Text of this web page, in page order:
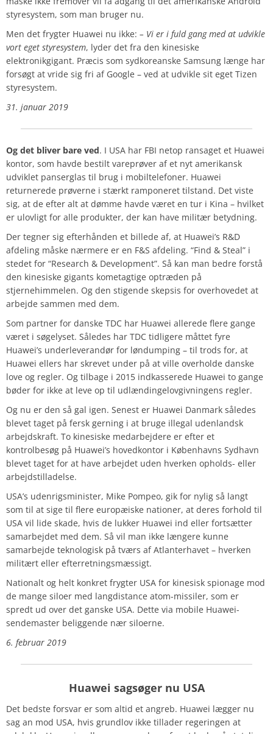
styresystem, som man bruger nu.
Men det frygter Huawei nu ikke: – Vi er i fuld gang med at udvikle
vort eget styresystem, lyder det fra den kinesiske
elektronikgigant. Præcis som sydkoreanske Samsung længe har
forsøgt at vride sig fri af Google – ved at udvikle sit eget Tizen
styresystem.
31. januar 2019
Og det bliver bare ved. I USA har FBI netop ransaget et Huawei
kontor, som havde bestilt vareprøver af et nyt amerikansk
udviklet panserglas til brug i mobiltelefoner. Huawei
returnerede prøverne i stærkt ramponeret tilstand. Det viste
sig, at de efter alt at dømme havde været en tur i Kina – hvilket
er ulovligt for alle produkter, der kan have militær betydning.
Der tegner sig efterhånden et billede af, at Huawei’s R&D
afdeling måske nærmere er en F&S afdeling. “Find & Steal” i
stedet for “Research & Development”. Så kan man bedre forstå
den kinesiske gigants kometagtige optræden på
stjernehimmelen. Og den stigende skepsis for overhovedet at
arbejde sammen med dem.
Som partner for danske TDC har Huawei allerede flere gange
været i søgelyset. Således har TDC tidligere måttet fyre
Huawei’s underleverandør for løndumping – til trods for, at
Huawei ellers har skrevet under på at ville overholde danske
love og regler. Og tilbage i 2015 indkasserede Huawei to gange
bøder for ikke at leve op til udlændingelovgivningens regler.
Og nu er den så gal igen. Senest er Huawei Danmark således
blevet taget på fersk gerning i at bruge illegal udenlandsk
arbejdskraft. To kinesiske medarbejdere er efter et
kontrolbesøg på Huawei’s hovedkontor i Københavns Sydhavn
blevet taget for at have arbejdet uden hverken opholds- eller
arbejdstilladelse.
USA’s udenrigsminister, Mike Pompeo, gik for nylig så langt
som til at sige til flere europæiske nationer, at deres forhold til
USA vil lide skade, hvis de lukker Huawei ind eller fortsætter
samarbejdet med dem. Så vil man ikke længere kunne
samarbejde teknologisk på tværs af Atlanterhavet – hverken
militært eller efterretningsmæssigt.
Nationalt og helt konkret frygter USA for kinesisk spionage mod
de mange siloer med langdistance atom-missiler, som er
spredt ud over det ganske USA. Dette via mobile Huawei-
sendemaster beliggende nær siloerne.
6. februar 2019
Huawei sagsøger nu USA
Det bedste forsvar er som altid et angreb. Huawei lægger nu
sag an mod USA, hvis grundlov ikke tillader regeringen at